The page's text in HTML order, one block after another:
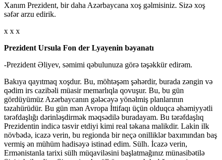
Xanım Prezident, bir daha Azərbaycana xoş gəlmisiniz. Sizə xoş
səfər arzu edirik.
x x x
Prezident Ursula Fon der Lyayenin bəyanatı
-Prezident Əliyev, səmimi qəbulunuza görə təşəkkür edirəm.
Bakıya qayıtmaq xoşdur. Bu, möhtəşəm şəhərdir, burada zəngin və
qədim irs cazibəli müasir memarlıqla qovuşur. Bu, bu gün
gördüyümüz Azərbaycanın gələcəyə yönəlmiş planlarının
təzahürüdür. Bu gün mən Avropa İttifaqı üçün olduqca əhəmiyyətli
tərəfdaşlığı dərinləşdirmək məqsədilə buradayam. Bu tərəfdaşlıq
Prezidentin indicə təsvir etdiyi kimi real təkana malikdir. Lakin ilk
növbədə, icazə verin, bu regionda bir neçə onilliklər baxımından baş
vermiş ən mühüm hadisəyə istinad edim. Sülh. İcazə verin,
Ermənistanla tarixi sülh müqaviləsini başlatmağınız münasibətilə